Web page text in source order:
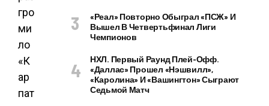
«Реал» Повторно Обыграл «ПСЖ» И
Вышел В Четвертьфинал Лиги
Чемпионов
НХЛ. Первый Раунд Плей-Офф.
«Даллас» Прошел «Нэшвилл»,
«Каролина» И «Вашингтон» Сыграют
Седьмой Матч